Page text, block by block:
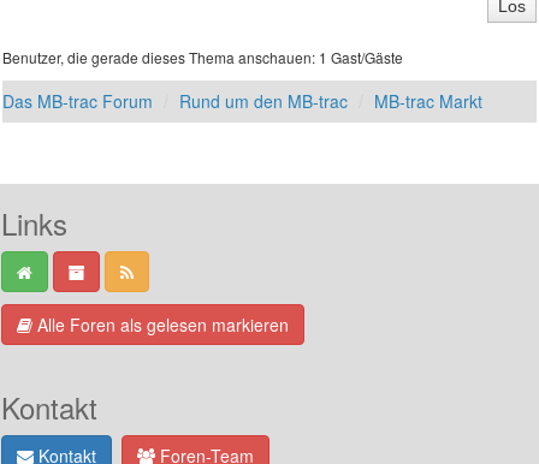
Benutzer, die gerade dieses Thema anschauen: 1 Gast/Gäste
Das MB-trac Forum Rund um den MB-trac MB-trac Markt
Links
Alle Foren als gelesen markieren
Kontakt
Kontakt Foren-Team